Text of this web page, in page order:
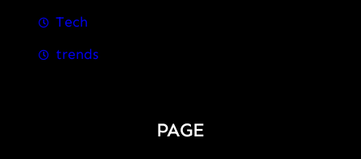
Tech
trends
PAGE